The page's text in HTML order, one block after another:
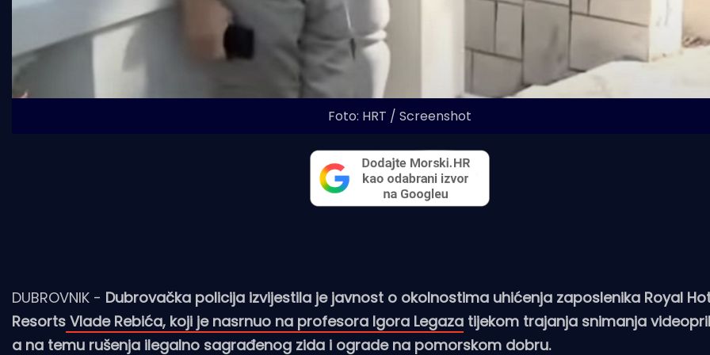
Foto: HRT / Screenshot
DUBROVNIK - Dubrovačka policija izvijestila je javnost o okolnostima uhićenja zaposlenika Royal
Resorts Vlade Rebića, koji je nasrnuo na profesora Igora Legaza tijekom trajanja snimanja
a na temu rušenja ilegalno sagrađenog zida i ograde na pomorskom dobru.